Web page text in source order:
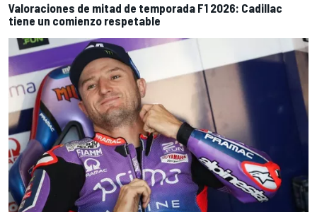
Valoraciones de mitad de temporada F1 2026: Cadillac
tiene un comienzo respetable